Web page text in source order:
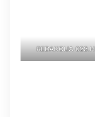
REDAKCIJA